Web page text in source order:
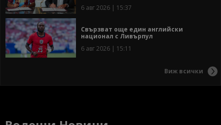
6 авг 2026 | 15:37
Свързват още един английски
национал с Ливърпул
6 авг 2026 | 15:11
Виж всички